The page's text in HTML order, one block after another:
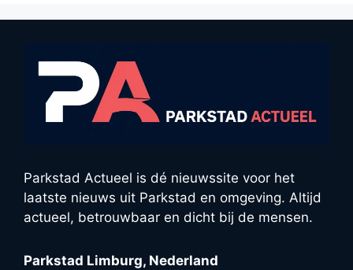
Parkstad Actueel is dé nieuwssite voor het
laatste nieuws uit Parkstad en omgeving. Altijd
actueel, betrouwbaar en dicht bij de mensen.
Parkstad Limburg, Nederland